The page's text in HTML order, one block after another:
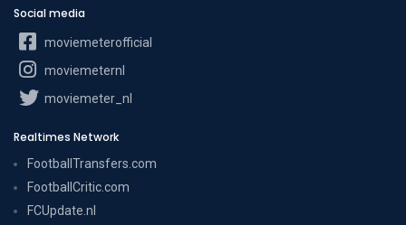
Social media
moviemeterofficial
moviemeternl
moviemeter_nl
Realtimes Network
FootballTransfers.com
FootballCritic.com
FCUpdate.nl